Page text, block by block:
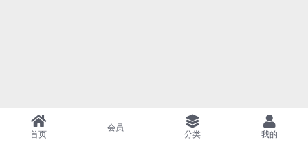
首页
会员
分类 我的